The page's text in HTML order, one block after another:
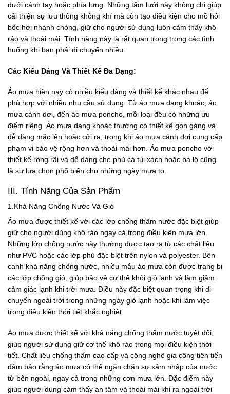
dưới cánh tay hoặc phía lưng. Những tấm lưới này không chỉ giúp
cải thiện sự lưu thông không khí mà còn tạo điều kiện cho mồ hôi
bốc hơi nhanh chóng, giữ cho người sử dụng luôn cảm thấy khô
ráo và thoải mái. Tính năng này là rất quan trọng trong các tình
huống khi bạn phải di chuyển nhiều.
Các Kiểu Dáng Và Thiết Kế Đa Dạng:
Áo mưa hiện nay có nhiều kiểu dáng và thiết kế khác nhau để
phù hợp với nhiều nhu cầu sử dụng. Từ áo mưa dạng khoác, áo
mưa cánh dơi, đến áo mưa poncho, mỗi loại đều có những ưu
điểm riêng. Áo mưa dạng khoác thường có thiết kế gọn gàng và
dễ dàng mặc lên hoặc cởi ra, trong khi áo mưa cánh dơi cung cấp
phạm vi bảo vệ rộng hơn và thoải mái hơn. Áo mưa poncho với
thiết kế rộng rãi và dễ dàng che phủ cả túi xách hoặc ba lô cũng
là sự lựa chọn phổ biến cho những ngày mưa to.
III. Tính Năng Của Sản Phẩm
1.Khả Năng Chống Nước Và Gió
Áo mưa được thiết kế với các lớp chống thấm nước đặc biệt giúp
giữ cho người dùng khô ráo ngay cả trong điều kiện mưa lớn.
Những lớp chống nước này thường được tạo ra từ các chất liệu
như PVC hoặc các lớp phủ đặc biệt trên nylon và polyester. Bên
cạnh khả năng chống nước, nhiều mẫu áo mưa còn được trang bị
các lớp chống gió, giúp bảo vệ cơ thể khỏi gió lạnh và làm giảm
cảm giác lạnh khi trời mưa. Điều này đặc biệt quan trọng khi di
chuyển ngoài trời trong những ngày gió lạnh hoặc khi làm việc
trong điều kiện thời tiết khắc nghiệt.
Áo mưa được thiết kế với khả năng chống thấm nước tuyệt đối,
giúp người sử dụng giữ cơ thể khô ráo trong mọi điều kiện thời
tiết. Chất liệu chống thấm cao cấp và công nghệ gia công tiên tiến
đảm bảo rằng áo mưa có thể ngăn chặn sự xâm nhập của nước
từ bên ngoài, ngay cả trong những cơn mưa lớn. Đặc điểm này
giúp người dùng cảm thấy an tâm và thoải mái khi ra ngoài trời